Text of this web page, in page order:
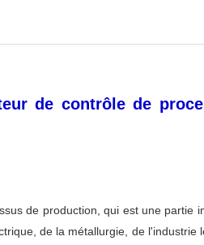
de contrôle de
de production, qui est une
de la métallurgie, de